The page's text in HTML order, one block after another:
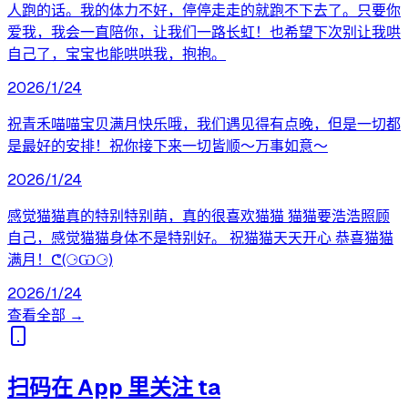
人跑的话。我的体力不好，停停走走的就跑不下去了。只要你
爱我，我会一直陪你，让我们一路长虹！也希望下次别让我哄
自己了，宝宝也能哄哄我，抱抱。
2026/1/24
祝青禾喵喵宝贝满月快乐哦，我们遇见得有点晚，但是一切都
是最好的安排！祝你接下来一切皆顺～万事如意～
2026/1/24
感觉猫猫真的特别特别萌，真的很喜欢猫猫 猫猫要浩浩照顾
自己，感觉猫猫身体不是特别好。 祝猫猫天天开心 恭喜猫猫
满月！ᕦ(⚆Ѡ⚆)
2026/1/24
查看全部 →
扫码在 App 里关注 ta